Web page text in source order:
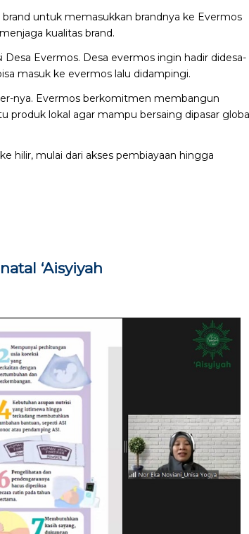
untuk memasukkan brandnya ke Evermos
kualitas brand.
Evermos. Desa evermos ingin hadir didesa-
masuk ke evermos lalu didampingi.
nya. Evermos berkomitmen membangun
produk lokal agar mampu bersaing dipasar
hilir, mulai dari akses pembiayaan hingga
‘Aisyiyah